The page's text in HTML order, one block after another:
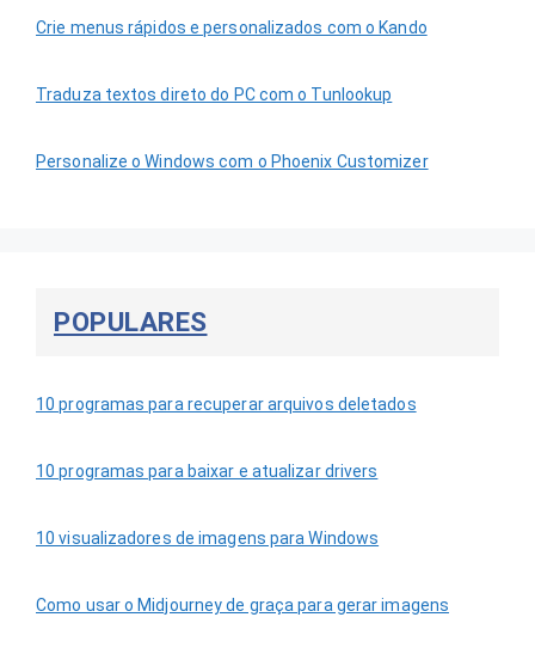
Crie menus rápidos e personalizados com o Kando
Traduza textos direto do PC com o Tunlookup
Personalize o Windows com o Phoenix Customizer
POPULARES
10 programas para recuperar arquivos deletados
10 programas para baixar e atualizar drivers
10 visualizadores de imagens para Windows
Como usar o Midjourney de graça para gerar imagens